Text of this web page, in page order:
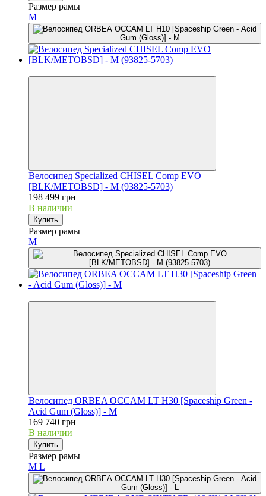
Размер рамы
M
Велосипед Specialized CHISEL Comp EVO
[BLK/METOBSD] - M (93825-5703)
198 499 грн
В наличии
Купить
Размер рамы
M
Велосипед ORBEA OCCAM LT H30 [Spaceship Green -
Acid Gum (Gloss)] - M
169 740 грн
В наличии
Купить
Размер рамы
M L